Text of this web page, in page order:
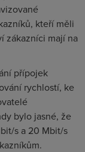
kteří měli
zákazníci mají na
přípojek
rychlostí, ke
bylo jasné, že
s a 20 Mbit/s